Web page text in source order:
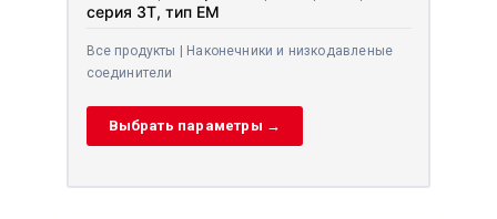
серия 3T, тип EM
Все продукты | Наконечники и низкодавленые
соединители
Выбрать параметры →